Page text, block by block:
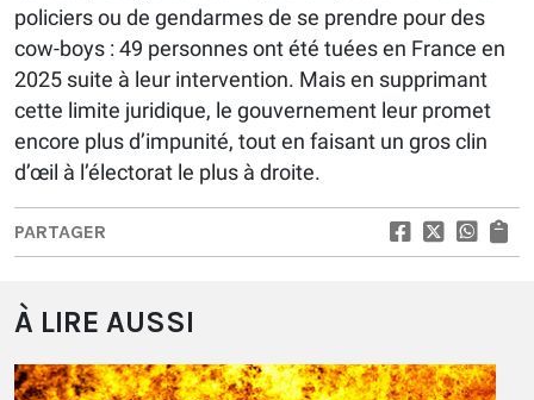
policiers ou de gendarmes de se prendre pour des
cow-boys : 49 personnes ont été tuées en France en
2025 suite à leur intervention. Mais en supprimant
cette limite juridique, le gouvernement leur promet
encore plus d’impunité, tout en faisant un gros clin
d’œil à l’électorat le plus à droite.
PARTAGER
À LIRE AUSSI